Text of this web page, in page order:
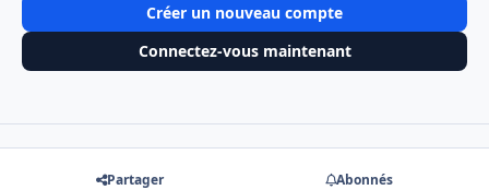
Créer un nouveau compte
Connectez-vous maintenant
Partager Abonnés